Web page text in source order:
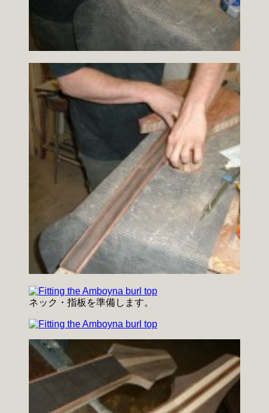
ネック・指板を準備します。